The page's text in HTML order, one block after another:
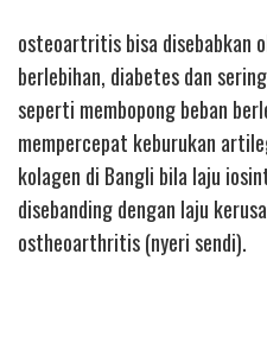
osteoartritis bisa disebabkan
berlebihan, diabetes dan
seperti membopong beban
mempercepat keburukan
kolagen di Bangli bila laju
disebanding dengan laju
ostheoarthritis (nyeri sendi).